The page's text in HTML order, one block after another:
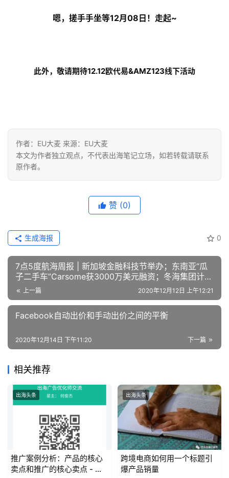
操
盘
手
C
干
货
精
选
嗯， 搓手手坐等12月 08 日 ！ 走起~
此外，敬请期待12.12欧代易&AMZ123线下活动
作者：EU大麦 来源：EU大麦
本文为作者独立观点，不代表出海笔记立场，如若转载请联系
原作者。
赞 (0)
0
生成海报
7点5度航海周报 | 新加坡金融科技节举办；东南亚“瓜
子二手车”Carsome获3000万美元融资；冬海集团计划
筹集20亿美元
上一篇 2020年12月12日 上午12:21
Facebook自动出价和手动出价之间的平衡
下一篇
2020年12月14日 下午11:20
相关推荐
出海头条
推广案例分析：产品的核心
卖点和推广的核心卖点 - 疯
出海头条
跨境电商如何用一个标题引
爆产品销量